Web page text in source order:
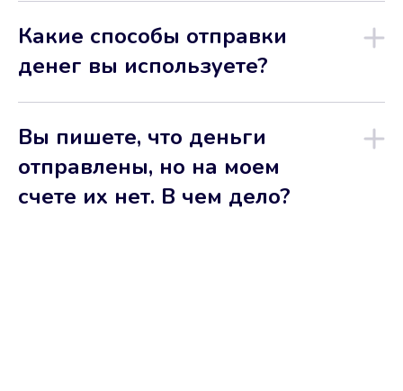
Какие способы отправки
денег вы используете?
Вы пишете, что деньги
отправлены, но на моем
счете их нет. В чем дело?